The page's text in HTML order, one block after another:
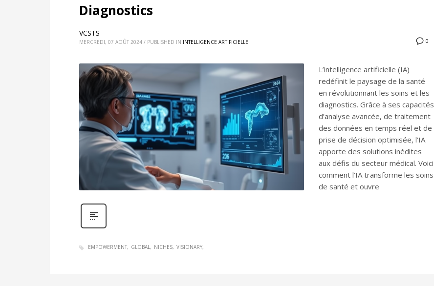
Diagnostics
0
VCSTS
MERCREDI, 07 AOÛT 2024 / PUBLISHED IN INTELLIGENCE ARTIFICIELLE
L’intelligence artificielle (IA)
redéfinit le paysage de la santé
en révolutionnant les soins et les
diagnostics. Grâce à ses capacités
d’analyse avancée, de traitement
des données en temps réel et de
prise de décision optimisée, l’IA
apporte des solutions inédites
aux défis du secteur médical. Voici
comment l’IA transforme les soins
de santé et ouvre
EMPOWERMENT GLOBAL NICHES VISIONARY